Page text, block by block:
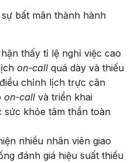
bất mãn thành hành
thấy tỉ lệ nghỉ việc cao
on-call quá dày và thiếu
chỉnh lịch trực cân
on-call và triển khai
khỏe tâm thần toàn
nhiều nhân viên giao
đánh giá hiệu suất thiếu